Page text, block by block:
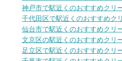
神戸市で駅近くのおすすめクリ
千代田区で駅近くのおすすめク
仙台市で駅近くのおすすめクリ
文京区の駅近くのおすすめクリ
足立区で駅近くのおすすめクリ